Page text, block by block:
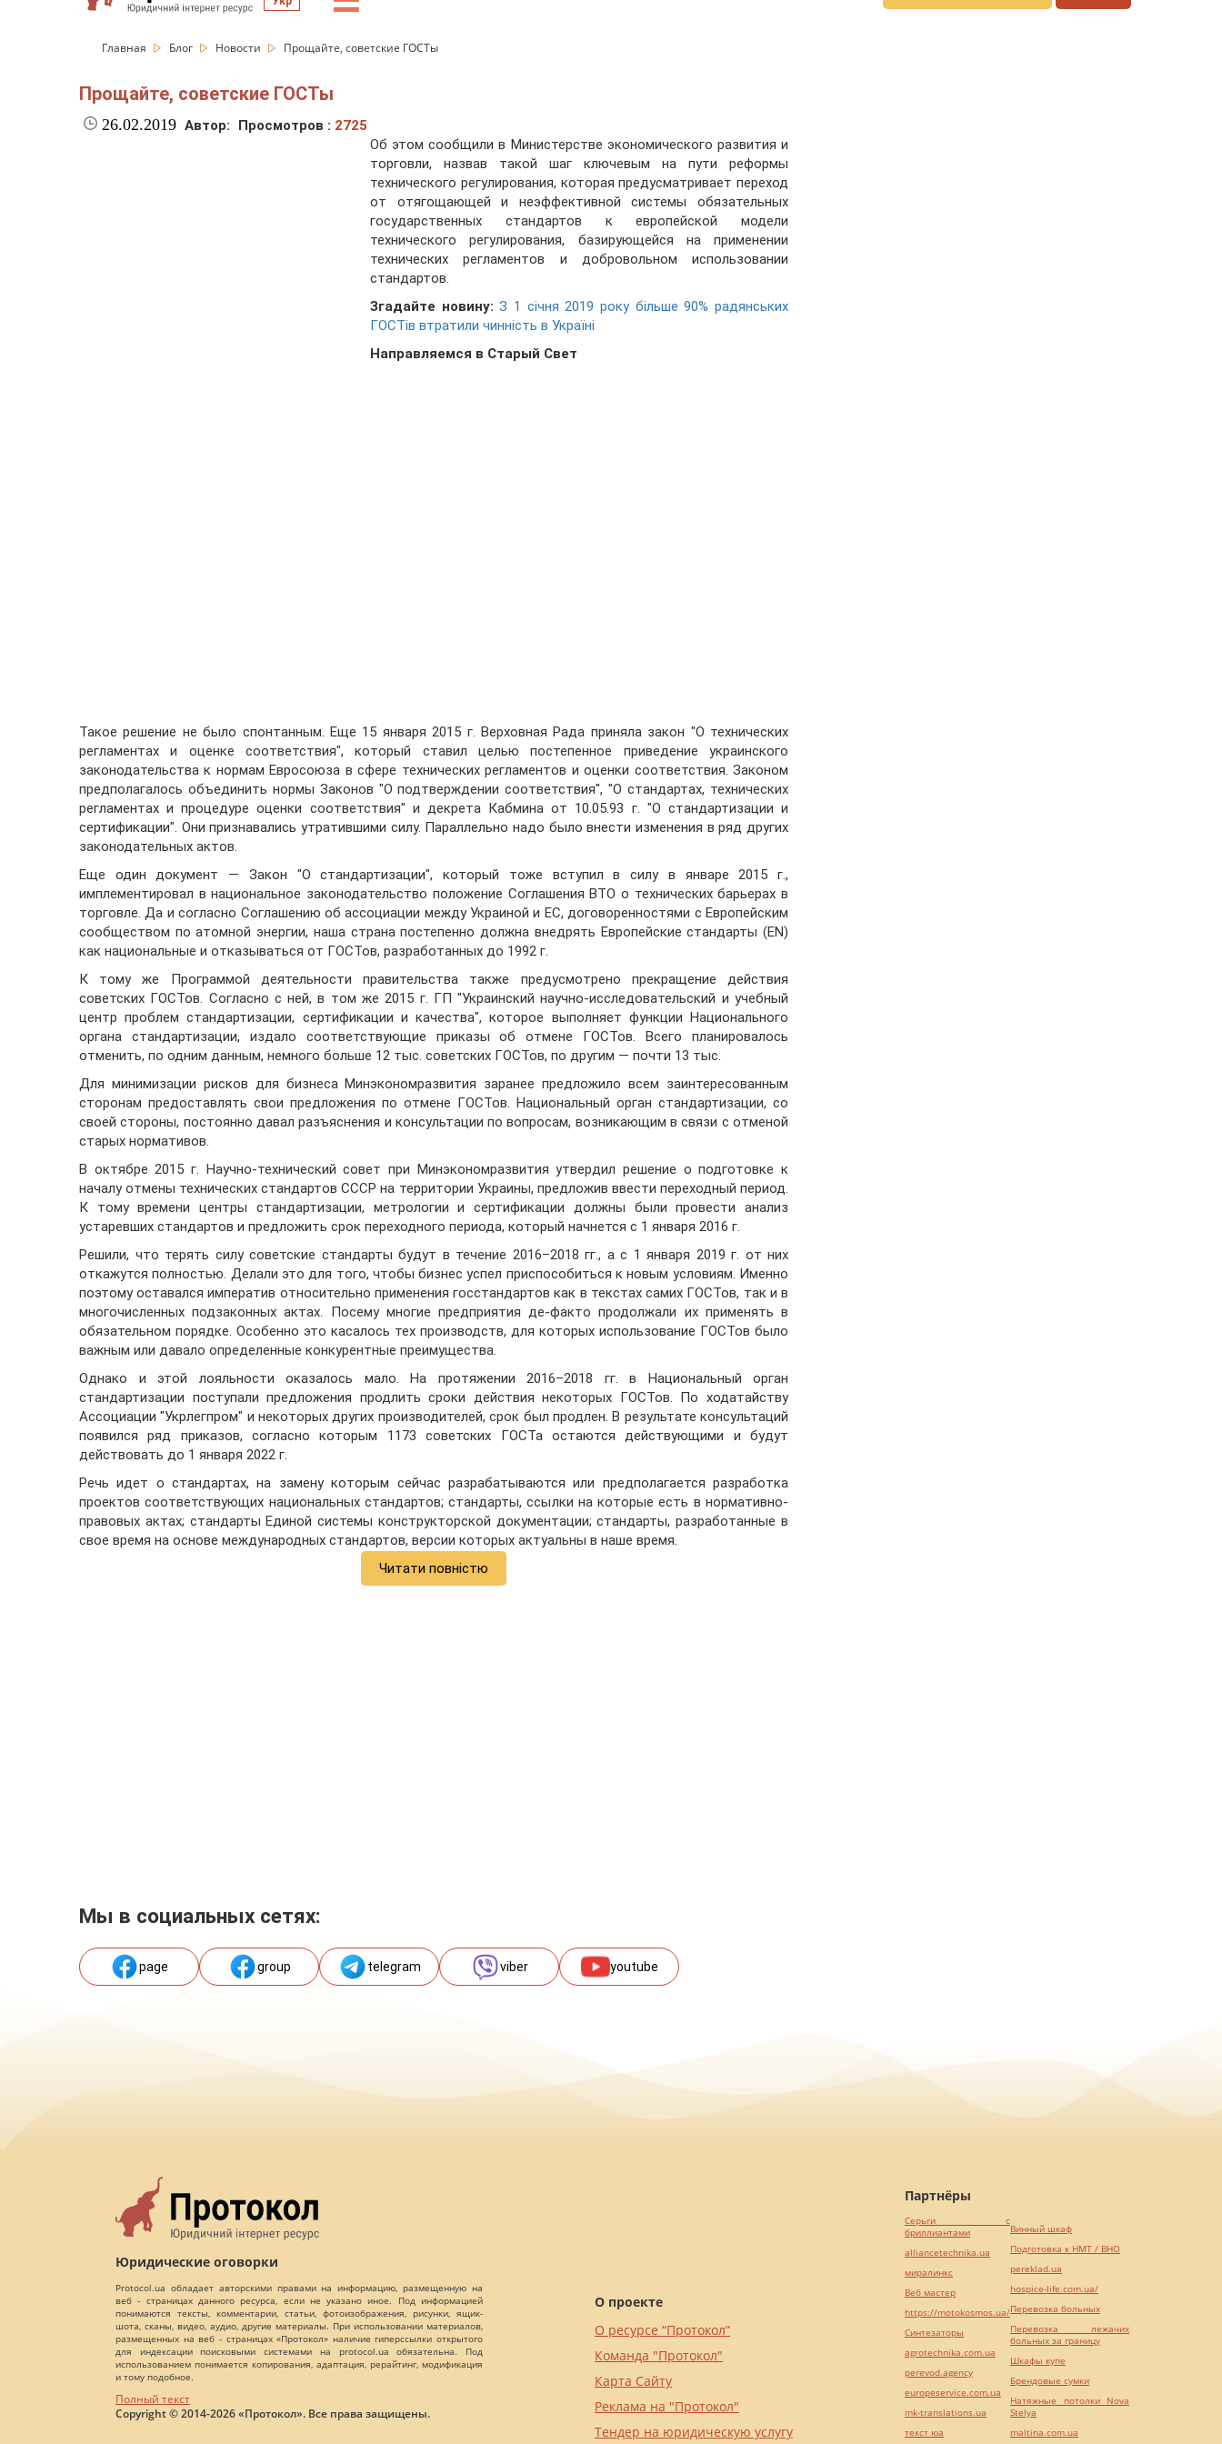
Главная Блог Новости Прощайте, советские ГОСТы
Прощайте, советские ГОСТы
26.02.2019 Автор: Просмотров : 2725
Об этом сообщили в Министерстве экономического развития и
торговли, назвав такой шаг ключевым на пути реформы
технического регулирования, которая предусматривает переход
от отягощающей и неэффективной системы обязательных
государственных стандартов к европейской модели
технического регулирования, базирующейся на применении
технических регламентов и добровольном использовании
стандартов.
Згадайте новину:З 1 січня 2019 року більше 90% радянських
ГОСТів втратили чинність в Україні
Направляемся в Старый Свет
Такое решение не было спонтанным. Еще 15 января 2015 г. Верховная Рада приняла закон "О технических
регламентах и оценке соответствия", который ставил целью постепенное приведение украинского
законодательства к нормам Евросоюза в сфере технических регламентов и оценки соответствия. Законом
предполагалось объединить нормы Законов "О подтверждении соответствия", "О стандартах, технических
регламентах и процедуре оценки соответствия" и декрета Кабмина от 10.05.93 г. "О стандартизации и
сертификации". Они признавались утратившими силу. Параллельно надо было внести изменения в ряд других
законодательных актов.
Еще один документ — Закон "О стандартизации", который тоже вступил в силу в январе 2015 г.,
имплементировал в национальное законодательство положение Соглашения ВТО о технических барьерах в
торговле. Да и согласно Соглашению об ассоциации между Украиной и ЕС, договоренностями с Европейским
сообществом по атомной энергии, наша страна постепенно должна внедрять Европейские стандарты (EN)
как национальные и отказываться от ГОСТов, разработанных до 1992 г.
К тому же Программой деятельности правительства также предусмотрено прекращение действия
советских ГОСТов. Согласно с ней, в том же 2015 г. ГП "Украинский научно-исследовательский и учебный
центр проблем стандартизации, сертификации и качества", которое выполняет функции Национального
органа стандартизации, издало соответствующие приказы об отмене ГОСТов. Всего планировалось
отменить, по одним данным, немного больше 12 тыс. советских ГОСТов, по другим — почти 13 тыс.
Для минимизации рисков для бизнеса Минэкономразвития заранее предложило всем заинтересованным
сторонам предоставлять свои предложения по отмене ГОСТов. Национальный орган стандартизации, со
своей стороны, постоянно давал разъяснения и консультации по вопросам, возникающим в связи с отменой
старых нормативов.
В октябре 2015 г. Научно-технический совет при Минэкономразвития утвердил решение о подготовке к
началу отмены технических стандартов СССР на территории Украины, предложив ввести переходный период.
К тому времени центры стандартизации, метрологии и сертификации должны были провести анализ
устаревших стандартов и предложить срок переходного периода, который начнется с 1 января 2016 г.
Решили, что терять силу советские стандарты будут в течение 2016–2018 гг., а с 1 января 2019 г. от них
откажутся полностью. Делали это для того, чтобы бизнес успел приспособиться к новым условиям. Именно
поэтому оставался императив относительно применения госстандартов как в текстах самих ГОСТов, так и в
многочисленных подзаконных актах. Посему многие предприятия де-факто продолжали их применять в
обязательном порядке. Особенно это касалось тех производств, для которых использование ГОСТов было
важным или давало определенные конкурентные преимущества.
Однако и этой лояльности оказалось мало. На протяжении 2016–2018 гг. в Национальный орган
стандартизации поступали предложения продлить сроки действия некоторых ГОСТов. По ходатайству
Ассоциации "Укрлегпром" и некоторых других производителей, срок был продлен. В результате консультаций
появился ряд приказов, согласно которым 1173 советских ГОСТа остаются действующими и будут
действовать до 1 января 2022 г.
Речь идет о стандартах, на замену которым сейчас разрабатываются или предполагается разработка
проектов соответствующих национальных стандартов; стандарты, ссылки на которые есть в нормативно-
правовых актах; стандарты Единой системы конструкторской документации; стандарты, разработанные в
свое время на основе международных стандартов, версии которых актуальны в наше время.
Читати повністю
Мы в социальных сетях:
page group telegram viber youtube
Юридические оговорки
Protocol.ua обладает авторскими правами на информацию, размещенную на
веб - страницах данного ресурса, если не указано иное. Под информацией
понимаются тексты, комментарии, статьи, фотоизображения, рисунки, ящик-
шота, сканы, видео, аудио, другие материалы. При использовании материалов,
размещенных на веб - страницах «Протокол» наличие гиперссылки открытого
для индексации поисковыми системами на protocol.ua обязательна. Под
использованием понимается копирования, адаптация, рерайтинг, модификация
и тому подобное.
Полный текст
Copyright © 2014-2026 «Протокол». Все права защищены.
О проекте
О ресурсе “Протокол”
Команда "Протокол"
Карта Сайту
Реклама на "Протокол"
Тендер на юридическую услугу
Партнёры
Серьги с
бриллиантами
alliancetechnika.ua
миралинкс
Веб мастер
https://motokosmos.ua/
Синтезаторы
agrotechnika.com.ua
perevod.agency
europeservice.com.ua
mk-translations.ua
текст юа
Винный шкаф
Подготовка к НМТ / ВНО
pereklad.ua
hospice-life.com.ua/
Перевозка больных
Перевозка лежачих
больных за границу
Шкафы купе
Брендовые сумки
Натяжные потолки Nova
Stelya
maltina.com.ua